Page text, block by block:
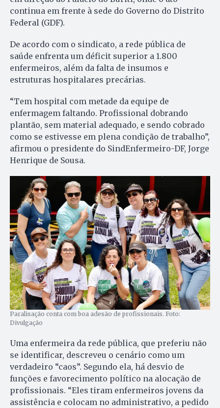
continua em frente à sede do Governo do Distrito
Federal (GDF).
De acordo com o sindicato, a rede pública de
saúde enfrenta um déficit superior a 1.800
enfermeiros, além da falta de insumos e
estruturas hospitalares precárias.
“Tem hospital com metade da equipe de
enfermagem faltando. Profissional dobrando
plantão, sem material adequado, e sendo cobrado
como se estivesse em plena condição de trabalho”,
afirmou o presidente do SindEnfermeiro-DF, Jorge
Henrique de Sousa.
Paralisação conta com boa adesão de profissionais. Foto:
Divulgação
Uma enfermeira da rede pública, que preferiu não
se identificar, descreveu o cenário como um
verdadeiro “caos”. Segundo ela, há desvio de
funções e favorecimento político na alocação de
profissionais. “Eles tiram enfermeiros jovens da
assistência e colocam no administrativo, a pedido